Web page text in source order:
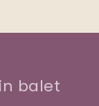
balet